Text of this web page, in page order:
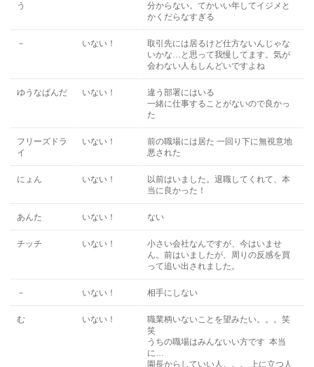
う
分からない。てかいい年してイジメと
かくだらなすぎる
－ いない！
取引先には居るけど仕方ないんじゃな
いかな…と思って我慢してます。気が
会わない人もしんどいですよね
ゆうなぱんだ いない！
違う部署にはいる
一緒に仕事することがないので良かっ
た
フリーズドラ
イ
いない！
前の職場には居た 一回り下に無視意地
悪された
にょん いない！
以前はいました。退職してくれて、本
当に良かった！
あんた いない！ ない
チッチ いない！
小さい会社なんですが、今はいませ
ん。前はいましたが、周りの反感を買
って追い出されました。
－ いない！ 相手にしない
む いない！
職業柄いないことを望みたい。。。笑
笑
うちの職場はみんないい方です 本当
に…
園長からしていい人。。。 上に立つ人